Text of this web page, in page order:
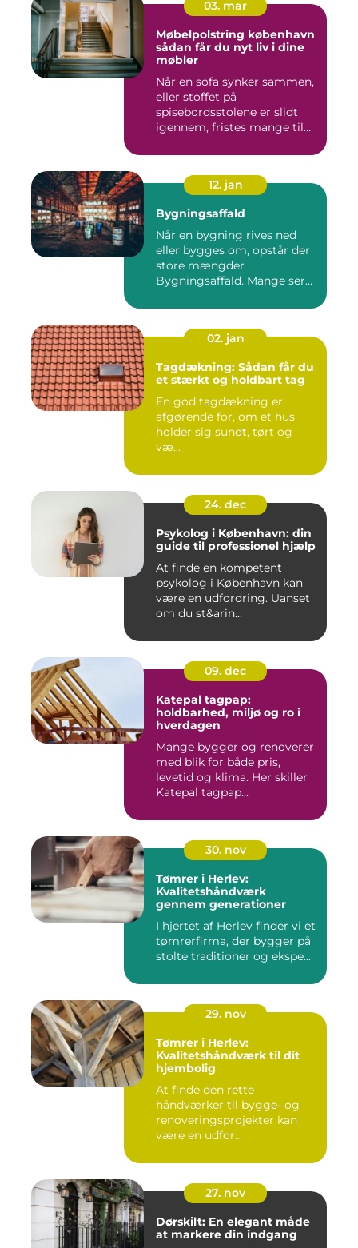
03. mar
Møbelpolstring københavn
sådan får du nyt liv i dine
møbler
Når en sofa synker sammen,
eller stoffet på
spisebordsstolene er slidt
igennem, fristes mange til
12. jan
Bygningsaffald
Når en bygning rives ned
eller bygges om, opstår der
store mængder
Bygningsaffald. Mange ser
02. jan
Tagdækning: Sådan får du
et stærkt og holdbart tag
En god tagdækning er
afgørende for, om et hus
holder sig sundt, tørt og
væ...
24. dec
Psykolog i København: din
guide til professionel hjælp
At finde en kompetent
psykolog i København kan
være en udfordring. Uanset
om du st&arin...
09. dec
Katepal tagpap:
holdbarhed, miljø og ro i
hverdagen
Mange bygger og renoverer
med blik for både pris,
levetid og klima. Her skiller
Katepal tagpap...
30. nov
Tømrer i Herlev:
Kvalitetshåndværk
gennem generationer
I hjertet af Herlev finder vi et
tømrerfirma, der bygger på
stolte traditioner og ekspe...
29. nov
Tømrer i Herlev:
Kvalitetshåndværk til dit
hjembolig
At finde den rette
håndværker til bygge- og
renoveringsprojekter kan
være en udfor...
27. nov
Dørskilt: En elegant måde
at markere din indgang